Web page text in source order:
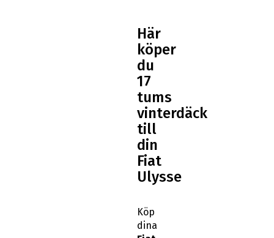
Här
köper
du
17
tums
vinterdäck
till
din
Fiat
Ulysse
Köp
dina